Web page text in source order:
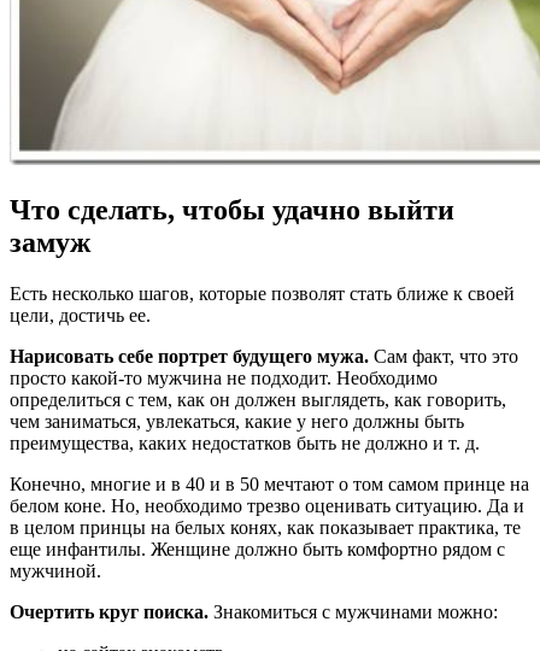
Что сделать, чтобы удачно выйти
замуж
Есть несколько шагов, которые позволят стать ближе к своей
цели, достичь ее.
Нарисовать себе портрет будущего мужа. Сам факт, что это
просто какой-то мужчина не подходит. Необходимо
определиться с тем, как он должен выглядеть, как говорить,
чем заниматься, увлекаться, какие у него должны быть
преимущества, каких недостатков быть не должно и т. д.
Конечно, многие и в 40 и в 50 мечтают о том самом принце на
белом коне. Но, необходимо трезво оценивать ситуацию. Да и
в целом принцы на белых конях, как показывает практика, те
еще инфантилы. Женщине должно быть комфортно рядом с
мужчиной.
Очертить круг поиска. Знакомиться с мужчинами можно: